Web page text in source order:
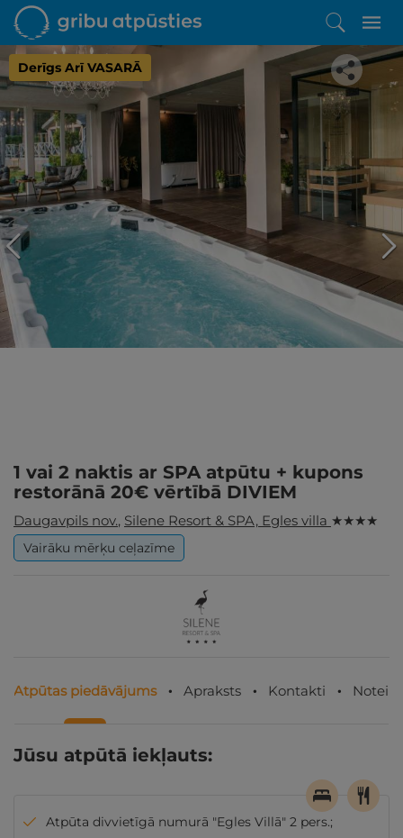
Derīgs Arī VASARĀ
Iepatikās šis piedāvājums?
Līdz brīnišķīgai atpūtai atlikuši tikai daži soļi
PĒRKU
1 vai 2 naktis ar SPA atpūtu + kupons
restorānā 20€ vērtībā DIVIEM
Daugavpils nov., Silene Resort & SPA, Egles villa ★ ★ ★ ★
Vairāku mērķu ceļazīme
Atpūtas piedāvājums Apraksts Kontakti
Jūsu atpūtā iekļauts:
Atpūta divvietīgā numurā "Egles Villā" 2 pers.;